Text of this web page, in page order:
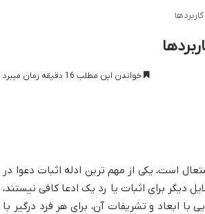
خواندن این مطلب 16 دقیقه زمان میبرد
است، یکی از مهم ترین ادله اثبات دعوا در
دیگر برای اثبات یا رد یک ادعا کافی نیستند،
ابعاد و تشریفات آن، برای هر فرد درگیر با